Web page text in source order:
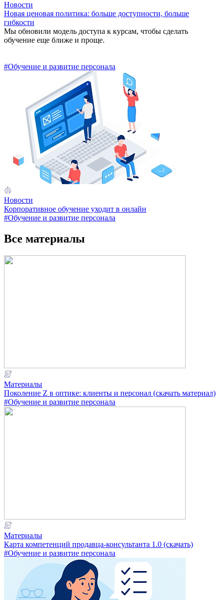
Новости
Новая ценовая политика: больше доступности, больше
гибкости
Мы обновили модель доступа к курсам, чтобы сделать
обучение еще ближе и проще.
#Обучение и развитие персонала
Новости
Корпоративное обучение уходит в онлайн
#Обучение и развитие персонала
Все материалы
Материалы
Поколение Z в оптике: клиенты и персонал (скачать материал)
#Обучение и развитие персонала
Материалы
Карта компетенций продавца-консультанта 1.0 (скачать)
#Обучение и развитие персонала